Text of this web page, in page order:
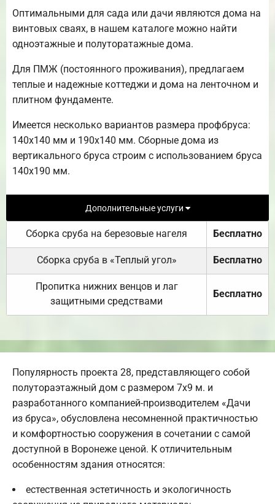
Оптимальными для сада или дачи являются дома на
винтовых сваях, в нашем каталоге можно найти
одноэтажные и полуторатажные дома.
Для ПМЖ (постоянного проживания), предлагаем
теплые и надежные коттеджи и дома на ленточном и
плитном фундаменте.
Имеется несколько вариантов размера профбруса:
140х140 мм и 190х140 мм. Сборные дома из
вертикального бруса строим с использованием бруса
140х190 мм.
Дополнительные услуги
Сборка сруба на березовые нагеля Бесплатно
Сборка сруба в «Теплый угол» Бесплатно
Пропитка нижних венцов и лаг
защитными средствами
Бесплатно
Популярность проекта 28, представляющего собой
полутораэтажный дом с размером 7х9 м. и
разработанного компанией-производителем «Дачи
из бруса», обусловлена несомненной практичностью
и комфортностью сооружения в сочетании с самой
доступной в Воронеже ценой. К отличительным
особенностям здания относятся:
естественная эстетичность и экологичность